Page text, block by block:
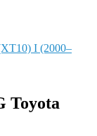
Toyota